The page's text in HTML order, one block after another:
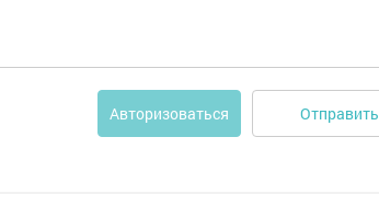
Авторизоваться Отправить